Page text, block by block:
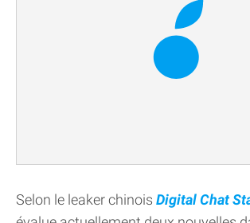
Selon le leaker chinois Digital Chat